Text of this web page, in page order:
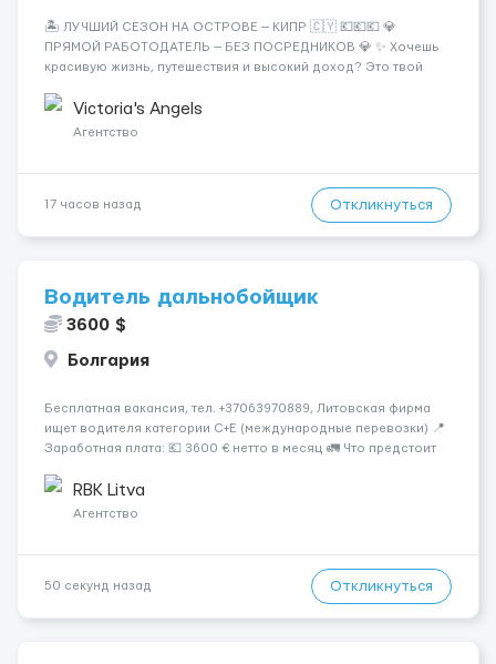
🏝️ ЛУЧШИЙ СЕЗОН НА ОСТРОВЕ — КИПР 🇨🇾 💶💶💶 💎
ПРЯМОЙ РАБОТОДАТЕЛЬ — БЕЗ ПОСРЕДНИКОВ 💎 ✨ Хочешь
красивую жизнь, путешествия и высокий доход? Это твой
Опытная команда с годами практики — Стабильный поток
клиентов (без ...
Victoria's Angels
Агентство
17 часов назад Откликнуться
Водитель дальнобойщик
3600 $
Болгария
Бесплатная вакансия, тел. +37063970889, Литовская фирма
ищет водителя категории C+E (международные перевозки) 📍
Заработная плата: 💶 3600 € нетто в месяц 🚛 Что предстоит
рефрижераторах. В среднем 400–500 км в день. Погрузки и
разгрузки...
RBK Litva
Агентство
50 секунд назад Откликнуться